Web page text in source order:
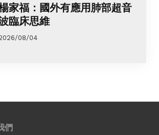
家福：國外有應用肺部超音
臨床思維
08/04
們